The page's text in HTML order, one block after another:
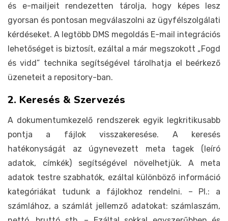
és e-mailjeit rendezetten tárolja, hogy képes lesz
gyorsan és pontosan megválaszolni az ügyfélszolgálati
kérdéseket. A legtöbb DMS megoldás E-mail integrációs
lehetőséget is biztosít, ezáltal a már megszokott „Fogd
és vidd” technika segítségével tárolhatja el beérkező
üzeneteit a repository-ban.
2. Keresés & Szervezés
A dokumentumkezelő rendszerek egyik legkritikusabb
pontja a fájlok visszakeresése. A keresés
hatékonyságát az úgynevezett meta tagek (leíró
adatok, címkék) segítségével növelhetjük. A meta
adatok testre szabhatók, ezáltal különböző információ
kategóriákat tudunk a fájlokhoz rendelni. – Pl.: a
számlához, a számlát jellemző adatokat: számlaszám,